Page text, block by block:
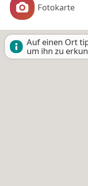
Fotokarte
Auf einen Ort
um ihn zu